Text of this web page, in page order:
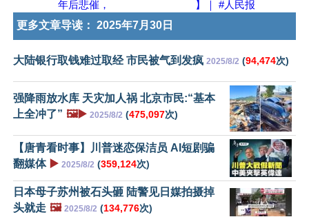
年后悲催，
】｜ #人民报
更多文章导读： 2025年7月30日
大陆银行取钱难过取经 市民被气到发疯 2025/8/2 (94,474次)
强降雨放水库 天灾加人祸 北京市民:“基本
上全冲了” 🖼️▶️ 2025/8/2 (475,097次)
【唐青看时事】川普迷恋保洁员 AI短剧骗
翻媒体 ▶️ 2025/8/2 (359,124次)
日本母子苏州被石头砸 陆警见日媒拍摄掉
头就走 🖼️ 2025/8/2 (134,776次)